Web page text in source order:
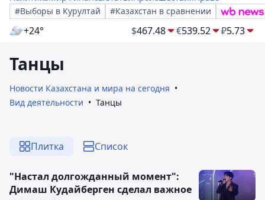
#Выборы в Курултай
#Казахстан в сравнении
+24° $467.48 €539.52 ₽5.73
Танцы
Новости Казахстана и мира на сегодня
Вид деятельности
Танцы
Плитка Список
"Настал долгожданный момент":
Димаш Кудайберген сделал важное